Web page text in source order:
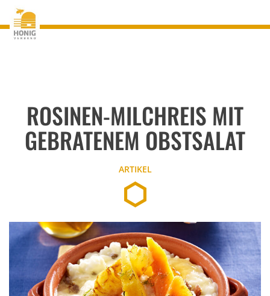
ROSINEN-MILCHREIS MIT
GEBRATENEM OBSTSALAT
ARTIKEL